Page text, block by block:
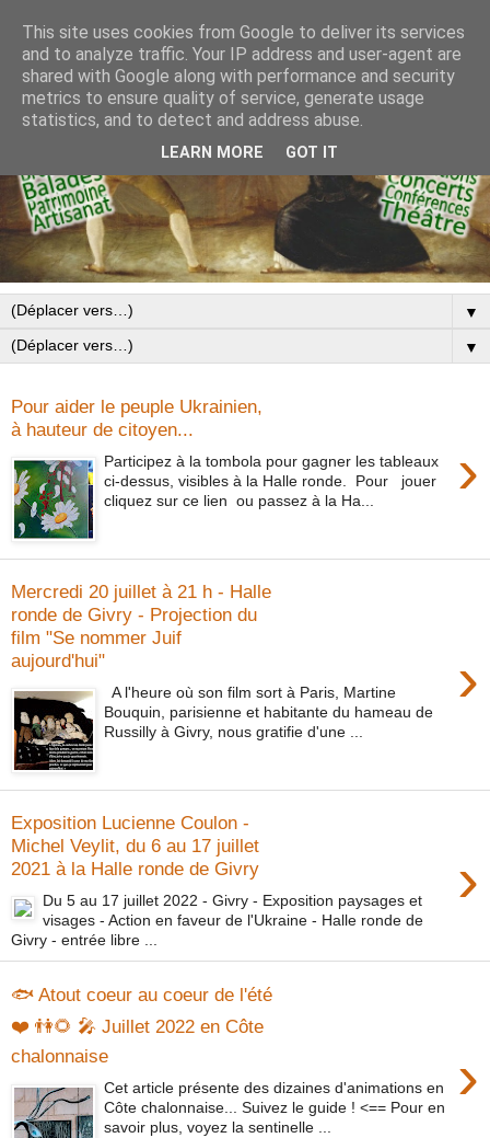
▼
▼
Pour aider le peuple Ukrainien,
à hauteur de citoyen...
›
Participez à la tombola pour gagner les tableaux
ci-dessus, visibles à la Halle ronde. Pour jouer
cliquez sur ce lien ou passez à la Ha...
Mercredi 20 juillet à 21 h - Halle
ronde de Givry - Projection du
film "Se nommer Juif
aujourd'hui"
›
A l'heure où son film sort à Paris, Martine
Bouquin, parisienne et habitante du hameau de
Russilly à Givry, nous gratifie d'une ...
Exposition Lucienne Coulon -
Michel Veylit, du 6 au 17 juillet
2021 à la Halle ronde de Givry
›
Du 5 au 17 juillet 2022 - Givry - Exposition paysages et
visages - Action en faveur de l'Ukraine - Halle ronde de
Givry - entrée libre ...
🐟 Atout coeur au coeur de l'été
❤️ 👫🌻 🎤 Juillet 2022 en Côte
chalonnaise
›
Cet article présente des dizaines d'animations en
Côte chalonnaise... Suivez le guide ! <== Pour en
savoir plus, voyez la sentinelle ...
This site uses cookies from Google to deliver its services
and to analyze traffic. Your IP address and user-agent are
shared with Google along with performance and security
metrics to ensure quality of service, generate usage
statistics, and to detect and address abuse.
LEARN MORE GOT IT